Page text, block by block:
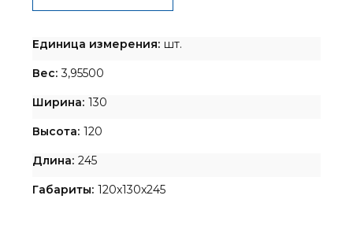
Единица измерения: шт.
Вес: 3,95500
Ширина: 130
Высота: 120
Длина: 245
Габариты: 120x130x245